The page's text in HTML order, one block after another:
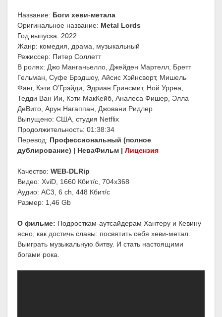
Название: Боги хеви-метала
Оригинальное название: Metal Lords
Год выпуска: 2022
Жанр: комедия, драма, музыкальный
Режиссер: Питер Соллетт
В ролях: Джо Манганьелло, Джейден Мартелл, Бретт
Гельман, Суфе Брэдшоу, Айсис Хэйнсворт, Мишель
Фанг, Кэти О’Грэйди, Эдриан Гринсмит, Ной Урреа,
Тедди Ван Ии, Кэти МакКейб, Аналеса Фишер, Элла
ДеВито, Арун Нагаппан, Джовани Ридлер
Выпущено: США, студия Netflix
Продолжительность: 01:38:34
Перевод: Профессиональный (полное
дублирование) | НеваФильм | Лицензия
Качество: WEB-DLRip
Видео: XviD, 1660 Кбит/с, 704x368
Аудио: AC3, 6 ch, 448 Кбит/с
Размер: 1,46 Gb
О фильме: Подросткам-аутсайдерам Хантеру и Кевину
ясно, как достичь славы: посвятить себя хеви-метал.
Выиграть музыкальную битву. И стать настоящими
богами рока.